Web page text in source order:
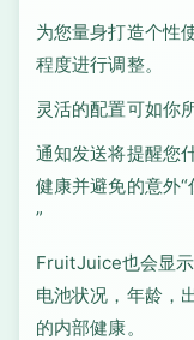
为您量身打造个性
程度进行调整。
灵活的配置可如你
通知发送将提醒您
健康并避免的意外“
”
FruitJuice也会显
电池状况，年龄，
的内部健康。